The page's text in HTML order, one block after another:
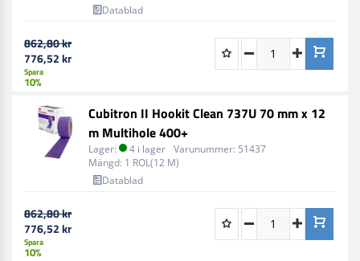
Datablad
862,80 kr
776,52 kr
Spara
10%
Cubitron II Hookit Clean 737U 70 mm x 12
m Multihole 400+
Lager: 4 i lager Varunummer: 51437
Mängd: 1 ROL(12 M)
Datablad
862,80 kr
776,52 kr
Spara
10%